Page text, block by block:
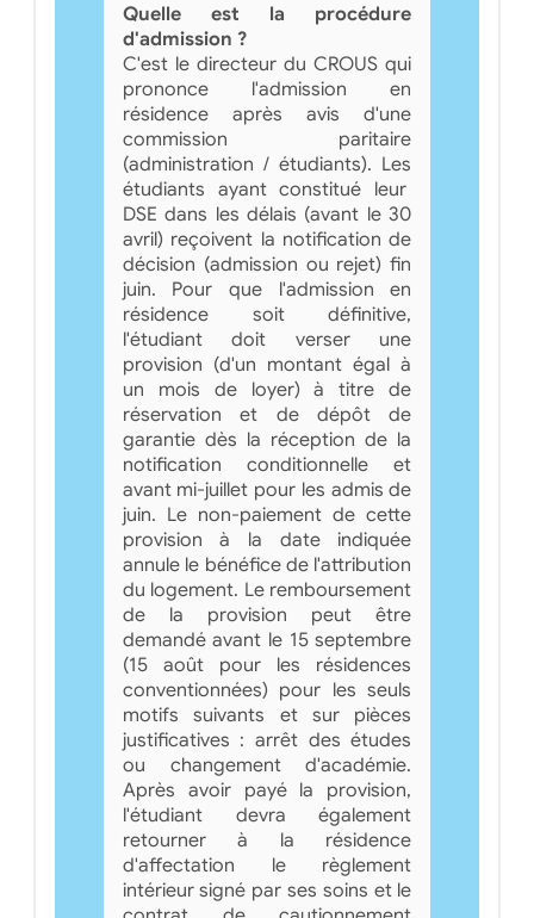
Quelle est la procédure
d'admission ?
C'est le directeur du CROUS qui
prononce l'admission en
résidence après avis d'une
commission paritaire
(administration / étudiants). Les
étudiants ayant constitué leur
DSE dans les délais (avant le 30
avril) reçoivent la notification de
décision (admission ou rejet) fin
juin. Pour que l'admission en
résidence soit définitive,
l'étudiant doit verser une
provision (d'un montant égal à
un mois de loyer) à titre de
réservation et de dépôt de
garantie dès la réception de la
notification conditionnelle et
avant mi-juillet pour les admis de
juin. Le non-paiement de cette
provision à la date indiquée
annule le bénéfice de l'attribution
du logement. Le remboursement
de la provision peut être
demandé avant le 15 septembre
(15 août pour les résidences
conventionnées) pour les seuls
motifs suivants et sur pièces
justificatives : arrêt des études
ou changement d'académie.
Après avoir payé la provision,
l'étudiant devra également
retourner à la résidence
d'affectation le règlement
intérieur signé par ses soins et le